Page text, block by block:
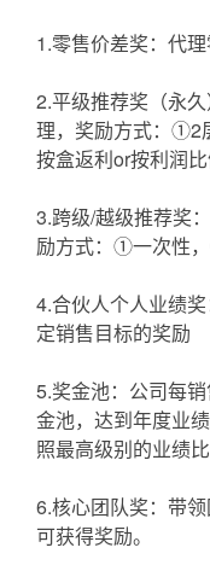
1.零售价差奖：代
2.平级推荐奖（永
理，奖励方式：
按盒返利or按利润比
3.跨级/越级推荐奖
励方式：①一次性
4.合伙人个人业绩
定销售目标的奖励
5.奖金池：公司每
金池，达到年度业
照最高级别的业绩
6.核心团队奖：带
可获得奖励。